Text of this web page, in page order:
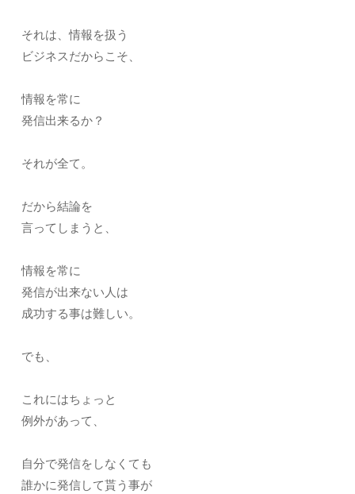
それは、情報を扱う
ビジネスだからこそ、
情報を常に
発信出来るか？
それが全て。
だから結論を
言ってしまうと、
情報を常に
発信が出来ない人は
成功する事は難しい。
でも、
これにはちょっと
例外があって、
自分で発信をしなくても
誰かに発信して貰う事が